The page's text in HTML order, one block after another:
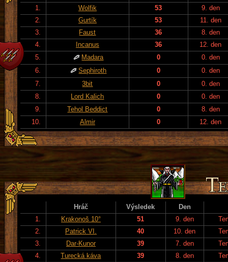
1.
Wolfik 53
9. den
2.
Gurtík 53
11. den
3.
Faust 36
8. den
4.
Incanus 36
12. den
5.
Madara 0
0. den
6.
Sephiroth 0
0. den
7.
3bit 0
0. den
8.
Lord Kalich 0
0. den
9.
Tehol Beddict 0
8. den
10.
Almir 0 12. den
Hráč Výsledek
Den
1.
Krakonoš 10° 51 9. den
2.
Patrick VI. 40 10. den
3.
Dar-Kunor 39 7. den
4.
Turecká káva 39 8. den